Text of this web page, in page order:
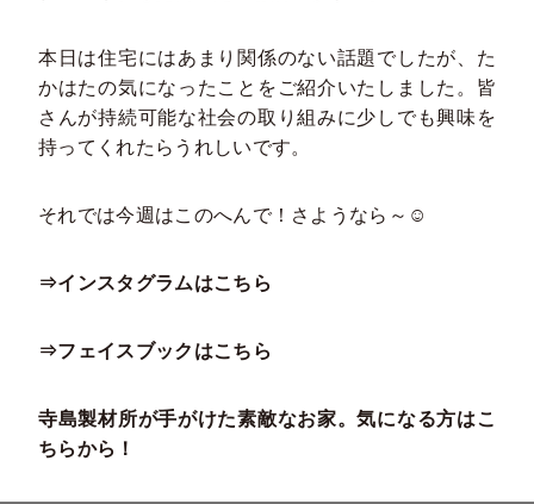
本日は住宅にはあまり関係のない話題でしたが、た
かはたの気になったことをご紹介いたしました。皆
さんが持続可能な社会の取り組みに少しでも興味を
持ってくれたらうれしいです。
それでは今週はこのへんで！さようなら～☺
⇒インスタグラムはこちら
⇒フェイスブックはこちら
寺島製材所が手がけた素敵なお家。気になる方はこ
ちらから！